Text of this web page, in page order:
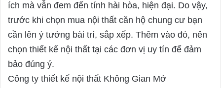
ích mà vẫn đem đến tính hài hòa, hiện đại. Do vậy,
trước khi chọn mua nội thất căn hộ chung cư bạn
cần lên ý tưởng bài trí, sắp xếp. Thêm vào đó, nên
chọn thiết kế nội thất tại các đơn vị uy tín để đảm
bảo đúng ý.
Công ty thiết kế nội thất Không Gian Mở